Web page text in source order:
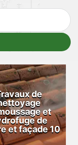
de
et
de
et façade 10